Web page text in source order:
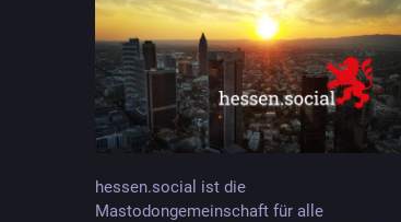
hessen.social ist die
Mastodongemeinschaft für alle